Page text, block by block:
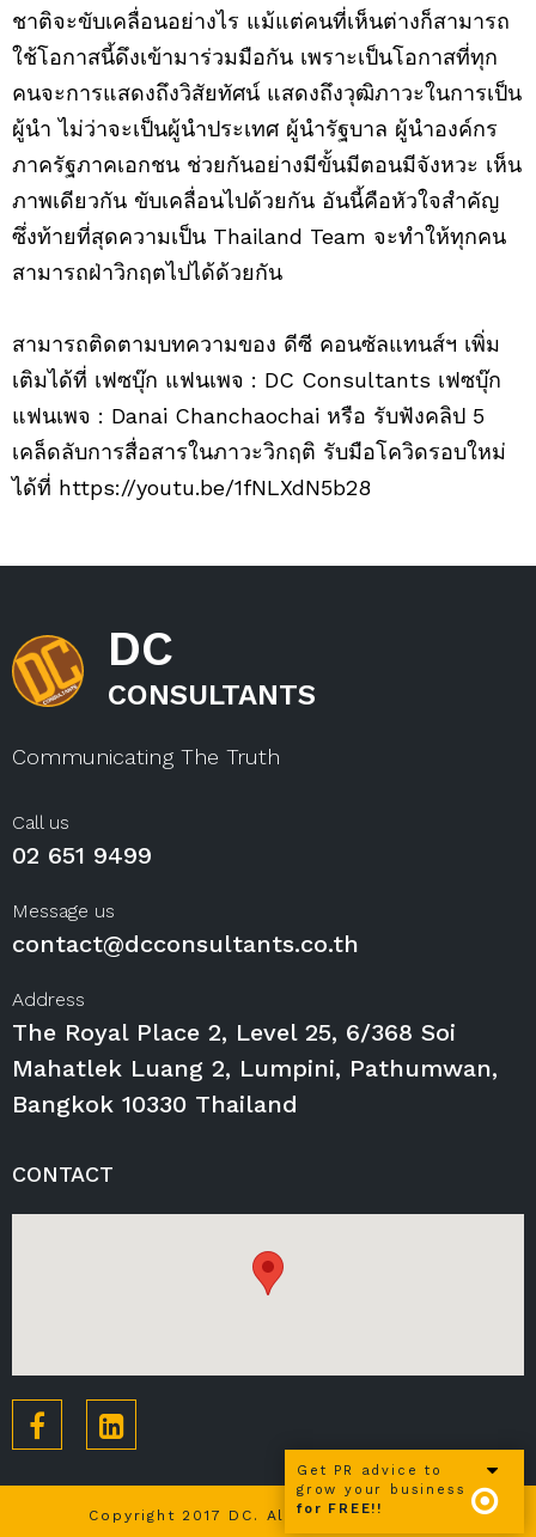
Get PR advice to
grow your business
for FREE!!
ชาติจะขับเคลื่อนอย่างไร แม้แต่คนที่เห็นต่างก็สามารถ
ใช้โอกาสนี้ดึงเข้ามาร่วมมือกัน เพราะเป็นโอกาสที่ทุก
คนจะการแสดงถึงวิสัยทัศน์ แสดงถึงวุฒิภาวะในการเป็น
ผู้นำ ไม่ว่าจะเป็นผู้นำประเทศ ผู้นำรัฐบาล ผู้นำองค์กร
ภาครัฐภาคเอกชน ช่วยกันอย่างมีขั้นมีตอนมีจังหวะ เห็น
ภาพเดียวกัน ขับเคลื่อนไปด้วยกัน อันนี้คือหัวใจสำคัญ
ซึ่งท้ายที่สุดความเป็น Thailand Team จะทำให้ทุกคน
สามารถฝ่าวิกฤตไปได้ด้วยกัน
สามารถติดตามบทความของ ดีซี คอนซัลแทนส์ฯ เพิ่ม
เติมได้ที่ เฟซบุ๊ก แฟนเพจ : DC Consultants เฟซบุ๊ก
แฟนเพจ : Danai Chanchaochai หรือ รับฟังคลิป 5
เคล็ดลับการสื่อสารในภาวะวิกฤติ รับมือโควิดรอบใหม่
ได้ที่ https://youtu.be/1fNLXdN5b28
DC
CONSULTANTS
Communicating The Truth
Call us
02 651 9499
Message us
contact@dcconsultants.co.th
Address
The Royal Place 2, Level 25, 6/368 Soi
Mahatlek Luang 2, Lumpini, Pathumwan,
Bangkok 10330 Thailand
CONTACT
Copyright 2017 DC. All rights reserved.